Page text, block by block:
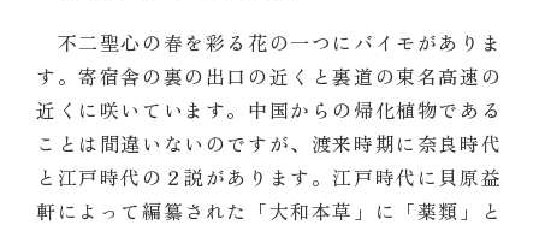
不二聖心の春を彩る花の一つにバイモがありま
す。寄宿舎の裏の出口の近くと裏道の東名高速の
近くに咲いています。中国からの帰化植物である
ことは間違いないのですが、渡来時期に奈良時代
と江戸時代の２説があります。江戸時代に貝原益
軒によって編纂された「大和本草」に「薬類」と